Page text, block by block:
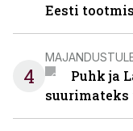
Eesti
4
Puhk ja